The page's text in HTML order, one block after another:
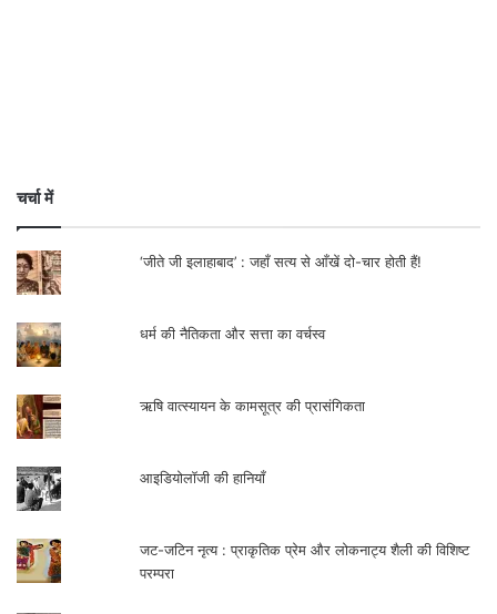
चर्चा में
‘जीते जी इलाहाबाद’ : जहाँ सत्य से आँखें दो-चार होती हैं!
धर्म की नैतिकता और सत्ता का वर्चस्व
ऋषि वात्स्यायन के कामसूत्र की प्रासंगिकता
आइडियोलॉजी की हानियाँ
जट-जटिन नृत्य : प्राकृतिक प्रेम और लोकनाट्य शैली की विशिष्ट
परम्परा